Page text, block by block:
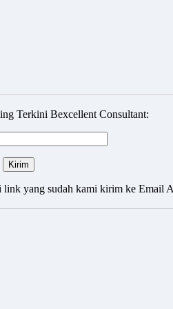
Terkini Bexcellent Consultant:
link yang sudah kami kirim ke Email